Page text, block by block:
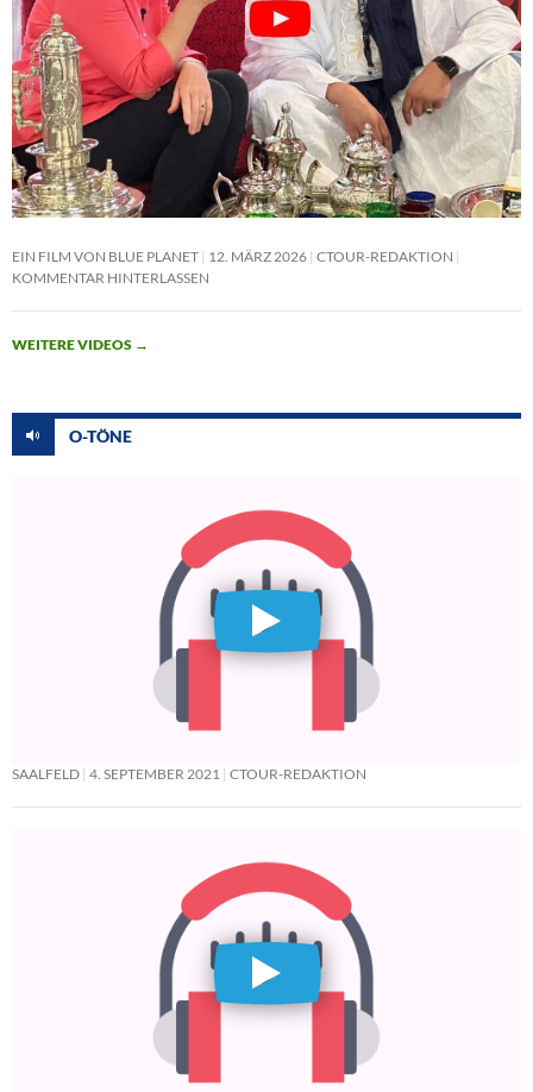
EIN FILM VON BLUE PLANET 12. MÄRZ 2026 CTOUR-REDAKTION
KOMMENTAR HINTERLASSEN
WEITERE VIDEOS →
O-TÖNE
SAALFELD 4. SEPTEMBER 2021 CTOUR-REDAKTION